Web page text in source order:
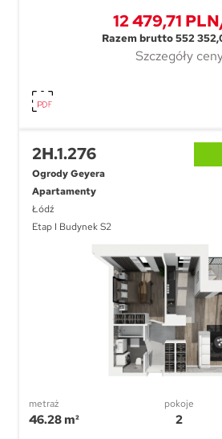
12 479,71
Razem brutto 552
Szczegóły
2H.1.276
Ogrody Geyera
Apartamenty
Łódź
Etap I Budynek S2
metraż
46.28 m²
pokoje
2